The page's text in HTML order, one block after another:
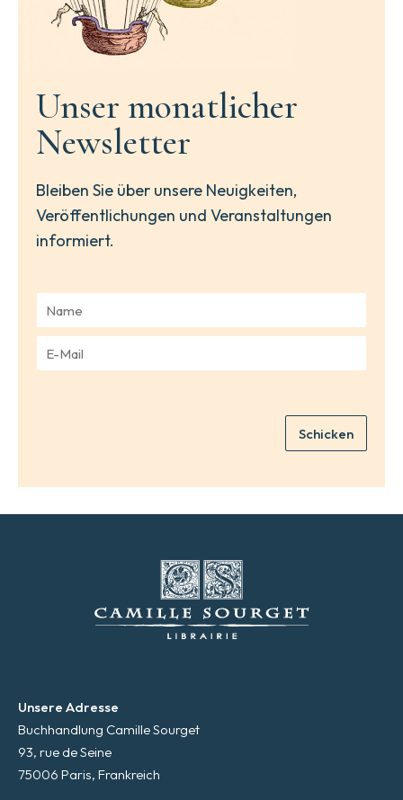
Unser monatlicher
Newsletter
Bleiben Sie über unsere Neuigkeiten,
Veröffentlichungen und Veranstaltungen
informiert.
m
*
Schicken
Unsere Adresse
Buchhandlung Camille Sourget
93, rue de Seine
75006 Paris, Frankreich